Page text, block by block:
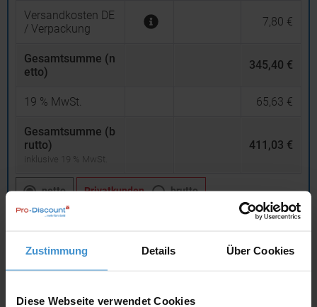
Zustimmung Details Über Cookies
Diese Webseite verwendet Cookies
Versandkosten DE
/ Verpackung
7,80 €
Gesamtsumme (n
etto)
345,40 €
19 % MwSt. 65,63 €
Gesamtsumme (b
rutto)
inklusive 19 % MwSt.
411,03 €
netto Privatkunden brutto